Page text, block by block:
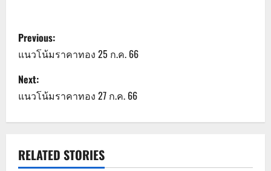
P
o
s
t
a
Previous:
แนวโน้มราคาทอง 25 ก.ค. 66
Next:
แนวโน้มราคาทอง 27 ก.ค. 66
RELATED STORIES